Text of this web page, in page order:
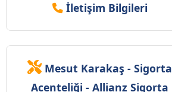
İletişim Bilgileri
Mesut Karakaş - Sigorta
Acenteliği - Allianz Sigorta